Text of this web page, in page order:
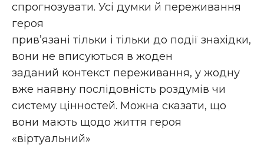
спрогнозувати. Усі думки й переживання
героя
прив’язані тільки і тільки до події знахідки,
вони не вписуються в жоден
заданий контекст переживання, у жодну
вже наявну послідовність роздумів чи
систему цінностей. Можна сказати, що
вони мають щодо життя героя
«віртуальний»